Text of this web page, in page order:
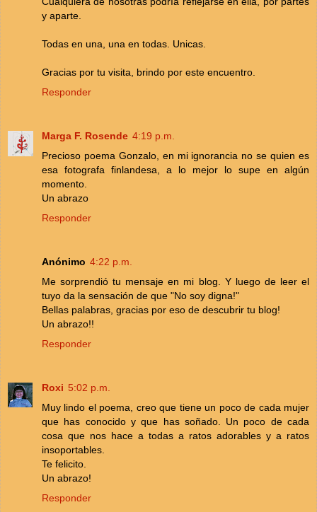
y aparte.
Todas en una, una en todas. Unicas.
Gracias por tu visita, brindo por este encuentro.
Responder
Marga F. Rosende 4:19 p.m.
Precioso poema Gonzalo, en mi ignorancia no se quien es
esa fotografa finlandesa, a lo mejor lo supe en algún
momento.
Un abrazo
Responder
Anónimo 4:22 p.m.
Me sorprendió tu mensaje en mi blog. Y luego de leer el
tuyo da la sensación de que "No soy digna!"
Bellas palabras, gracias por eso de descubrir tu blog!
Un abrazo!!
Responder
Roxi 5:02 p.m.
Muy lindo el poema, creo que tiene un poco de cada mujer
que has conocido y que has soñado. Un poco de cada
cosa que nos hace a todas a ratos adorables y a ratos
insoportables.
Te felicito.
Un abrazo!
Responder